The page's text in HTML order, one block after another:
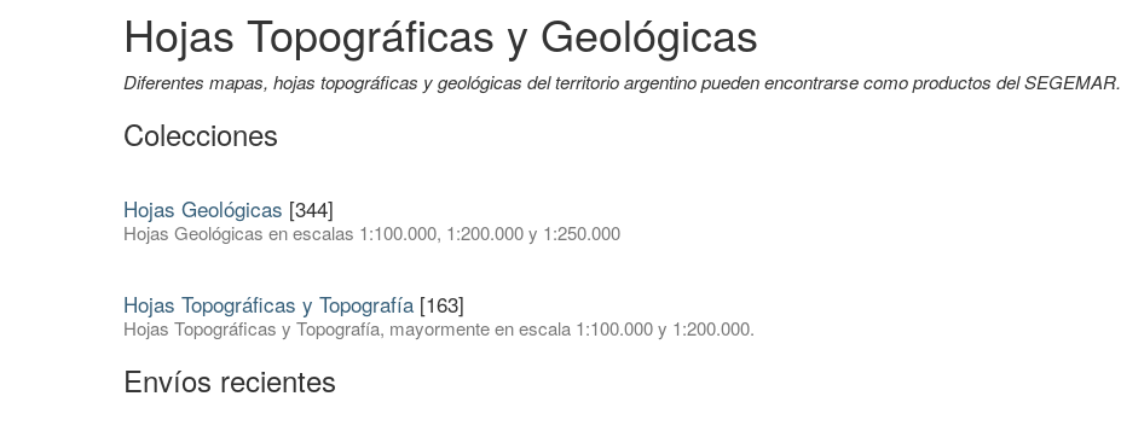
Hojas Topográficas y Geológicas
Diferentes mapas, hojas topográficas y geológicas del territorio argentino pueden encontrarse como productos del SEGEMAR.
Colecciones
Hojas Geológicas [344]
Hojas Geológicas en escalas 1:100.000, 1:200.000 y 1:250.000
Hojas Topográficas y Topografía [163]
Hojas Topográficas y Topografía, mayormente en escala 1:100.000 y 1:200.000.
Envíos recientes